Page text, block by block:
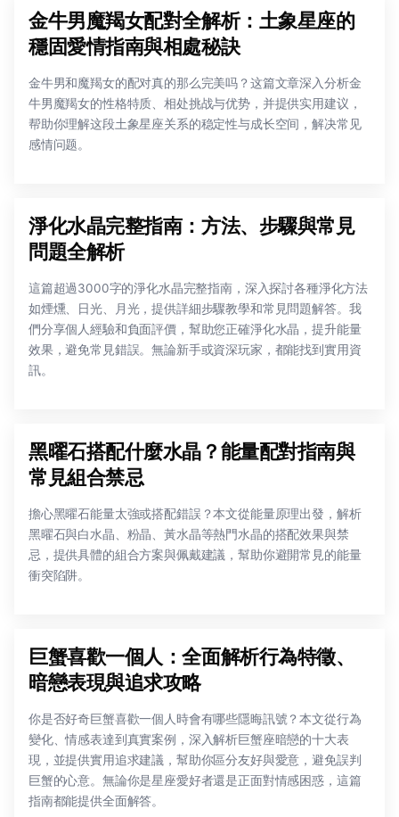
金牛男魔羯女配對全解析：土象星座的
穩固愛情指南與相處秘訣
金牛男和魔羯女的配对真的那么完美吗？这篇文章深入分析金
牛男魔羯女的性格特质、相处挑战与优势，并提供实用建议，
帮助你理解这段土象星座关系的稳定性与成长空间，解决常见
感情问题。
淨化水晶完整指南：方法、步驟與常見
問題全解析
這篇超過3000字的淨化水晶完整指南，深入探討各種淨化方法
如煙燻、日光、月光，提供詳細步驟教學和常見問題解答。我
們分享個人經驗和負面評價，幫助您正確淨化水晶，提升能量
效果，避免常見錯誤。無論新手或資深玩家，都能找到實用資
訊。
黑曜石搭配什麼水晶？能量配對指南與
常見組合禁忌
擔心黑曜石能量太強或搭配錯誤？本文從能量原理出發，解析
黑曜石與白水晶、粉晶、黃水晶等熱門水晶的搭配效果與禁
忌，提供具體的組合方案與佩戴建議，幫助你避開常見的能量
衝突陷阱。
巨蟹喜歡一個人：全面解析行為特徵、
暗戀表現與追求攻略
你是否好奇巨蟹喜歡一個人時會有哪些隱晦訊號？本文從行為
變化、情感表達到真實案例，深入解析巨蟹座暗戀的十大表
現，並提供實用追求建議，幫助你區分友好與愛意，避免誤判
巨蟹的心意。無論你是星座愛好者還是正面對情感困惑，這篇
指南都能提供全面解答。